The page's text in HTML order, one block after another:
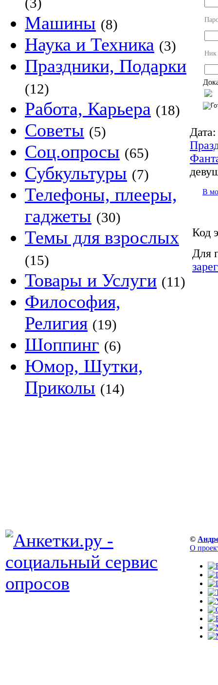
Машины (8)
Наука и Техника (3)
Праздники, Подарки
(12)
Работа, Карьера (18)
Советы (5)
Соц.опросы (65)
Субкультуры (7)
Телефоны, плееры,
гаджеты (30)
Темы для взрослых
(15)
Товары и Услуги (11)
Философия,
Религия (19)
Шоппинг (6)
Юмор, Шутки,
Приколы (14)
Ник
Дата:
В
Код
Для
©
О